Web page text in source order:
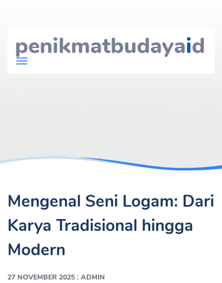
penikmatbudayaid
Mengenal Seni Logam: Dari
Karya Tradisional hingga
Modern
27 NOVEMBER 2025 : ADMIN